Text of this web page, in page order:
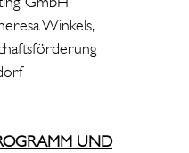
Winkels,
UND